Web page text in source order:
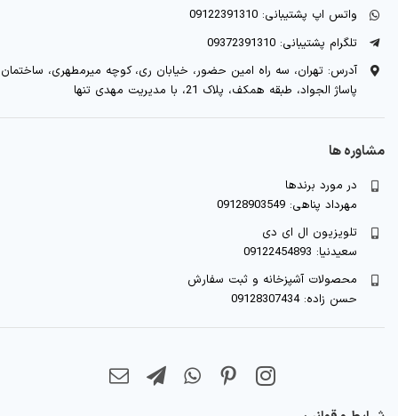
واتس اپ پشتیبانی: 09122391310
تلگرام پشتیبانی: 09372391310
آدرس: تهران، سه راه امین حضور، خیابان ری، کوچه میرمطهری، ساختمان
پاساژ الجواد، طبقه همکف، پلاک 21، با مدیریت مهدی تنها
مشاوره ها
در مورد برندها
مهرداد پناهی: 09128903549
تلویزیون ال ای دی
سعیدنیا: 09122454893
محصولات آشپزخانه و ثبت سفارش
حسن زاده: 09128307434